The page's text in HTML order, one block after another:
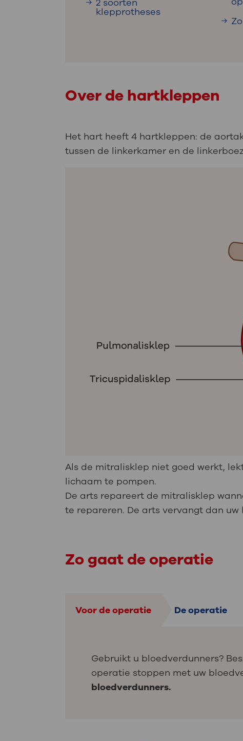
2 soorten
klepprotheses
Over de hartkleppen
Het hart heeft 4 hartkleppen: de
tussen de linkerkamer en de
Als de mitralisklep niet goed werkt,
lichaam te pompen.
De arts repareert de mitralisklep
te repareren. De arts vervangt dan
Zo gaat de operatie
Voor de operatie De operatie
Gebruikt u bloedverdunners?
operatie stoppen met uw
bloedverdunners.